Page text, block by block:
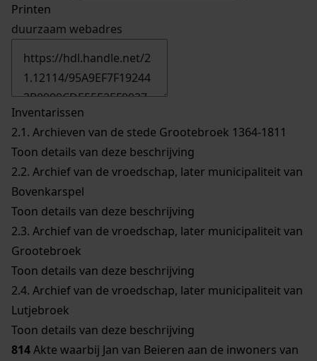
Printen
duurzaam webadres
Inventarissen
2.1. Archieven van de stede Grootebroek 1364-1811
Toon details van deze beschrijving
2.2. Archief van de vroedschap, later municipaliteit van
Bovenkarspel
Toon details van deze beschrijving
2.3. Archief van de vroedschap, later municipaliteit van
Grootebroek
Toon details van deze beschrijving
2.4. Archief van de vroedschap, later municipaliteit van
Lutjebroek
Toon details van deze beschrijving
814Akte waarbij Jan van Beieren aan de inwoners van